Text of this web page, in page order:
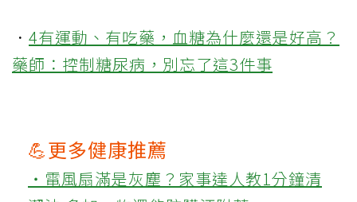
． 4有運動、有吃藥，血糖為什麼還是好高？
藥師：控制糖尿病，別忘了這3件事
💪更多健康推薦
‧電風扇滿是灰塵？家事達人教1分鐘清